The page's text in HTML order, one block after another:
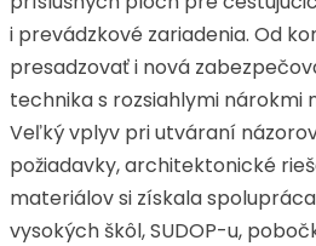
i prevádzkové zariadenia. Od
presadzovať i nová
technika s rozsiahlymi nárokmi
Veľký vplyv pri utváraní
požiadavky, architektonické
materiálov si získala
vysokých škôl, SUDOP-u,